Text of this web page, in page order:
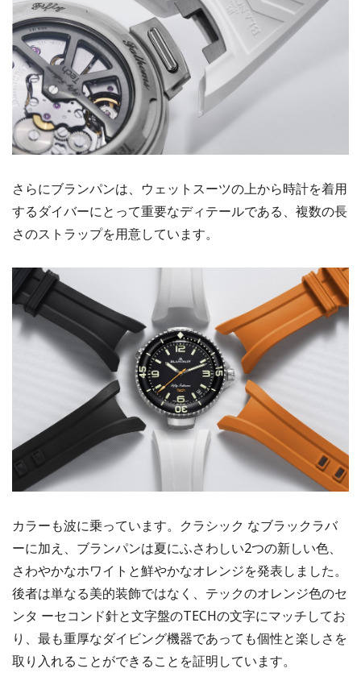
さらにブランパンは、ウェットスーツの上から時計を着用
するダイバーにとって重要なディテールである、複数の長
さのストラップを用意しています。
カラーも波に乗っています。クラシック なブラックラバ
ーに加え、ブランパンは夏にふさわしい2つの新しい色、
さわやかなホワイトと鮮やかなオレンジを発表しました。
後者は単なる美的装飾ではなく、テックのオレンジ色のセ
ンタ ーセコンド針と文字盤のTECHの文字にマッチしてお
り、最も重厚なダイビング機器であっても個性と楽しさを
取り入れることができることを証明しています。